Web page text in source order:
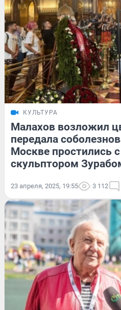
КУЛЬТУРА
Малахов возложил
передала
Москве простились
скульптором
23 апреля, 2025, 19:55 3 112